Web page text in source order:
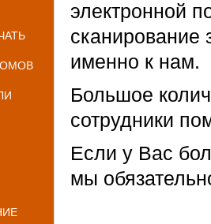
электронной
сканирование
именно к нам.
Большое
сотрудники
Если у Вас
мы